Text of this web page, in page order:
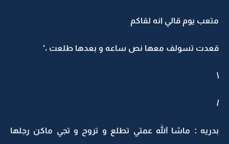
متعب يوم قالي انه لقاكم
قعدت تسولف معها نص ساعه و بعدها طلعت ،‘
\
/
بدريه : ماشا الله عمتي تطلع و تروح و تجي ماكن رجلها